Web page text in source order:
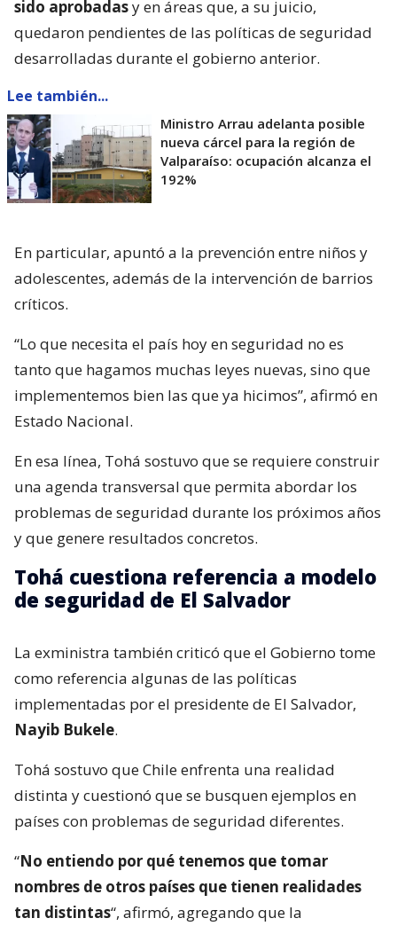
sido aprobadasy en áreas que, a su juicio,
quedaron pendientes de las políticas de seguridad
desarrolladas durante el gobierno anterior.
Lee también...
Ministro Arrau adelanta posible
nueva cárcel para la región de
Valparaíso: ocupación alcanza el
192%
En particular, apuntó a la prevención entre niños y
adolescentes, además de la intervención de barrios
críticos.
“Lo que necesita el país hoy en seguridad no es
tanto que hagamos muchas leyes nuevas, sino que
implementemos bien las que ya hicimos”, afirmó en
Estado Nacional.
En esa línea, Tohá sostuvo que se requiere construir
una agenda transversal que permita abordar los
problemas de seguridad durante los próximos años
y que genere resultados concretos.
Tohá cuestiona referencia a modelo
de seguridad de El Salvador
La exministra también criticó que el Gobierno tome
como referencia algunas de las políticas
implementadas por el presidente de El Salvador,
Nayib Bukele.
Tohá sostuvo que Chile enfrenta una realidad
distinta y cuestionó que se busquen ejemplos en
países con problemas de seguridad diferentes.
“No entiendo por qué tenemos que tomar
nombres de otros países que tienen realidades
tan distintas“, afirmó, agregando que la